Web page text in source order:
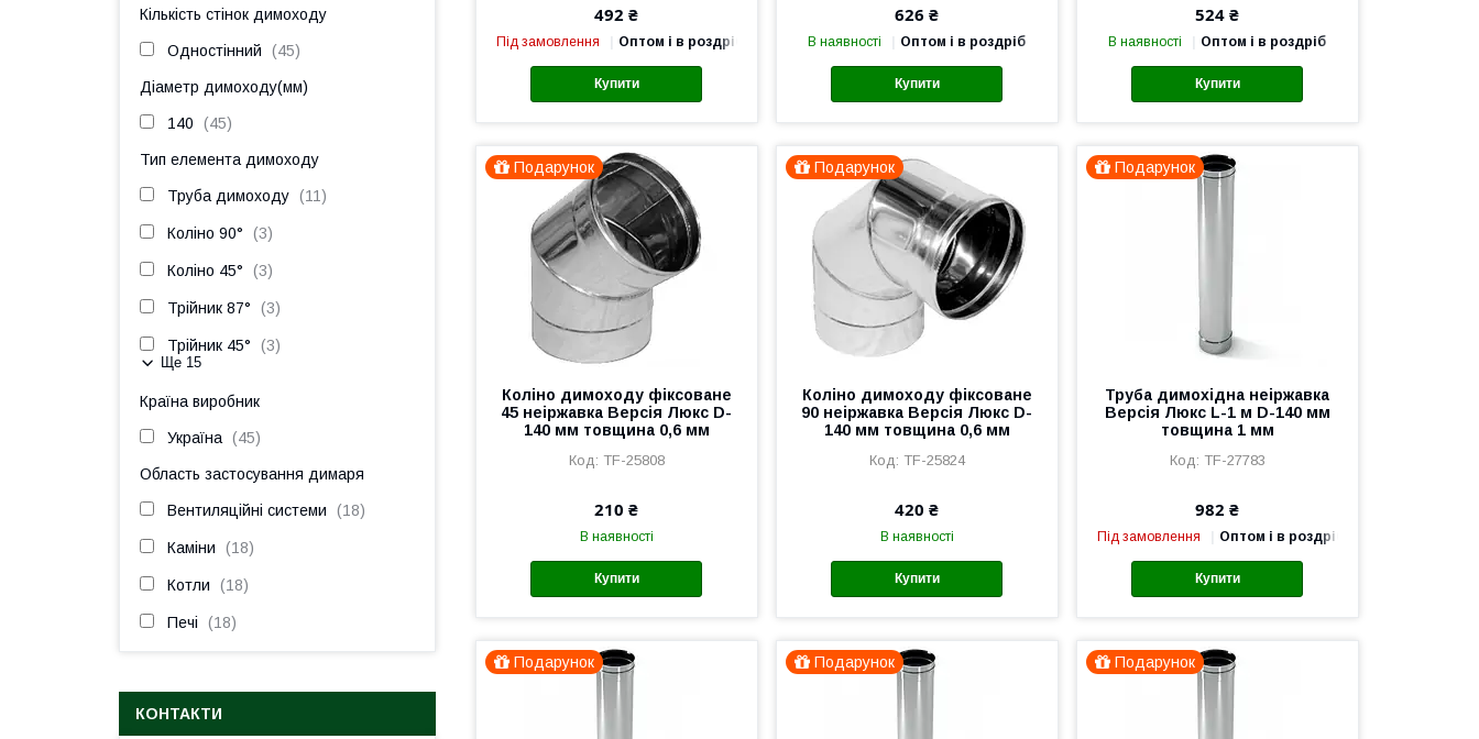
492 ₴
Під замовлення Оптом і в роздріб
Купити
626 ₴
В наявності Оптом і в роздріб
Купити
524 ₴
В наявності Оптом і в роздріб
Купити
Подарунок
Коліно димоходу фіксоване
45 неіржавка Версія Люкс D-
140 мм товщина 0,6 мм
TF-25808
210 ₴
В наявності
Купити
Подарунок
Коліно димоходу фіксоване
90 неіржавка Версія Люкс D-
140 мм товщина 0,6 мм
TF-25824
420 ₴
В наявності
Купити
Подарунок
Труба димохідна неіржавка
Версія Люкс L-1 м D-140 мм
товщина 1 мм
TF-27783
982 ₴
Під замовлення Оптом і в роздріб
Купити
Подарунок Подарунок Подарунок
Кількість стінок димоходу
Одностінний 45
Діаметр димоходу(мм)
140 45
Тип елемента димоходу
Труба димоходу 11
Коліно 90° 3
Коліно 45° 3
Трійник 87° 3
Трійник 45° 3
Ще 15
Країна виробник
Україна 45
Область застосування димаря
Вентиляційні системи 18
Каміни 18
Котли 18
Печі 18
КОНТАКТИ